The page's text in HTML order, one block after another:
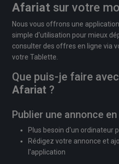
Afariat sur votre
Nous vous offrons une
simple d'utilisation pour mieux
consulter des offres en ligne via
votre Tablette.
Que puis-je faire
Afariat ?
Publier une annonce
Plus besoin d'un ordinateur
Rédigez votre annonce et
l'application